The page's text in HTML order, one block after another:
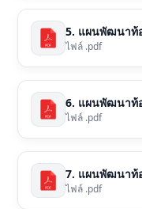
5. แผนพัฒนาท้
ไฟล์ .pdf
6. แผนพัฒนาท้
ไฟล์ .pdf
7. แผนพัฒนาท้อ
ไฟล์ .pdf